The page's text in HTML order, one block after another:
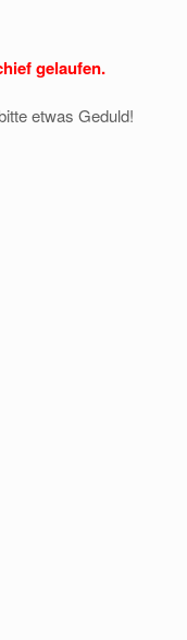
gelaufen.
etwas Geduld!